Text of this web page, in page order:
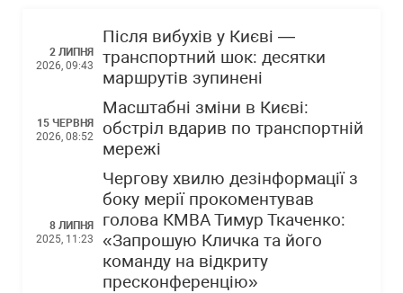
2 ЛИПНЯ
2026, 09:43
Після вибухів у Києві —
транспортний шок: десятки
маршрутів зупинені
15 ЧЕРВНЯ
2026, 08:52
Масштабні зміни в Києві:
обстріл вдарив по транспортній
мережі
8 ЛИПНЯ
2025, 11:23
Чергову хвилю дезінформації з
боку мерії прокоментував
голова КМВА Тимур Ткаченко:
«Запрошую Кличка та його
команду на відкриту
пресконференцію»